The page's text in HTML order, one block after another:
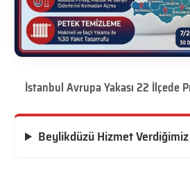
İstanbul Avrupa Yakası 22 İlçede
Beylikdüzü Hizmet